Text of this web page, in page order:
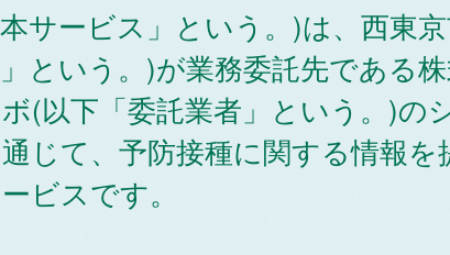
サービス」という。)は、西東
」という。)が業務委託先である
(以下「委託業者」という。)の
じて、予防接種に関する情報を
ビスです。